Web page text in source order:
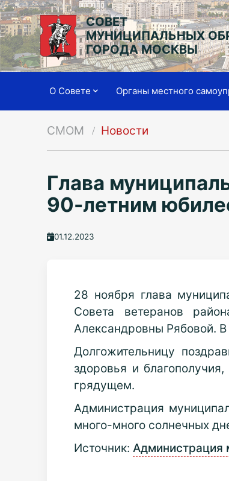
СОВЕТ
МУНИЦИПАЛЬНЫХ
ГОРОДА МОСКВЫ
О Совете Органы местного
СМОМ Новости
Глава
90-летним
01.12.2023
28 ноября глава
Совета ветеранов
Александровны Рябовой.
Долгожительницу
здоровья и
грядущем.
Администрация
много-много солнечных
Источник:Администрация